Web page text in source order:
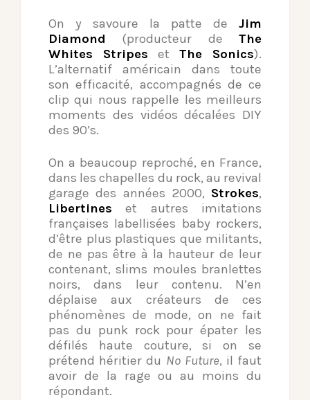
On y savoure la patte de Jim
Diamond (producteur de The
Whites Stripes et The Sonics).
L’alternatif américain dans toute
son efficacité, accompagnés de ce
clip qui nous rappelle les meilleurs
moments des vidéos décalées DIY
des 90’s.
On a beaucoup reproché, en France,
dans les chapelles du rock, au revival
garage des années 2000, Strokes,
Libertines et autres imitations
françaises labellisées baby rockers,
d’être plus plastiques que militants,
de ne pas être à la hauteur de leur
contenant, slims moules branlettes
noirs, dans leur contenu. N’en
déplaise aux créateurs de ces
phénomènes de mode, on ne fait
pas du punk rock pour épater les
défilés haute couture, si on se
prétend héritier du No Future, il faut
avoir de la rage ou au moins du
répondant.